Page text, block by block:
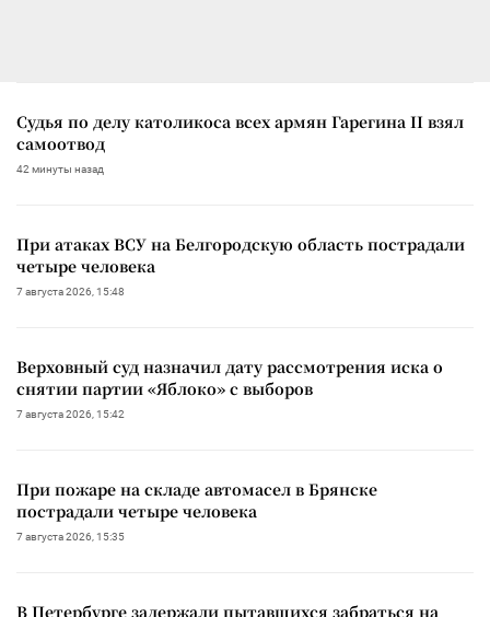
Судья по делу католикоса всех армян Гарегина II взял
самоотвод
42 минуты назад
При атаках ВСУ на Белгородскую область пострадали
четыре человека
7 августа 2026, 15:48
Верховный суд назначил дату рассмотрения иска о
снятии партии «Яблоко» с выборов
7 августа 2026, 15:42
При пожаре на складе автомасел в Брянске
пострадали четыре человека
7 августа 2026, 15:35
В Петербурге задержали пытавшихся забраться на